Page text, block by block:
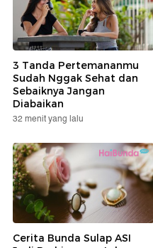
3 Tanda Pertemananmu
Sudah Nggak Sehat dan
Sebaiknya Jangan
Diabaikan
32 menit yang lalu
Cerita Bunda Sulap ASI